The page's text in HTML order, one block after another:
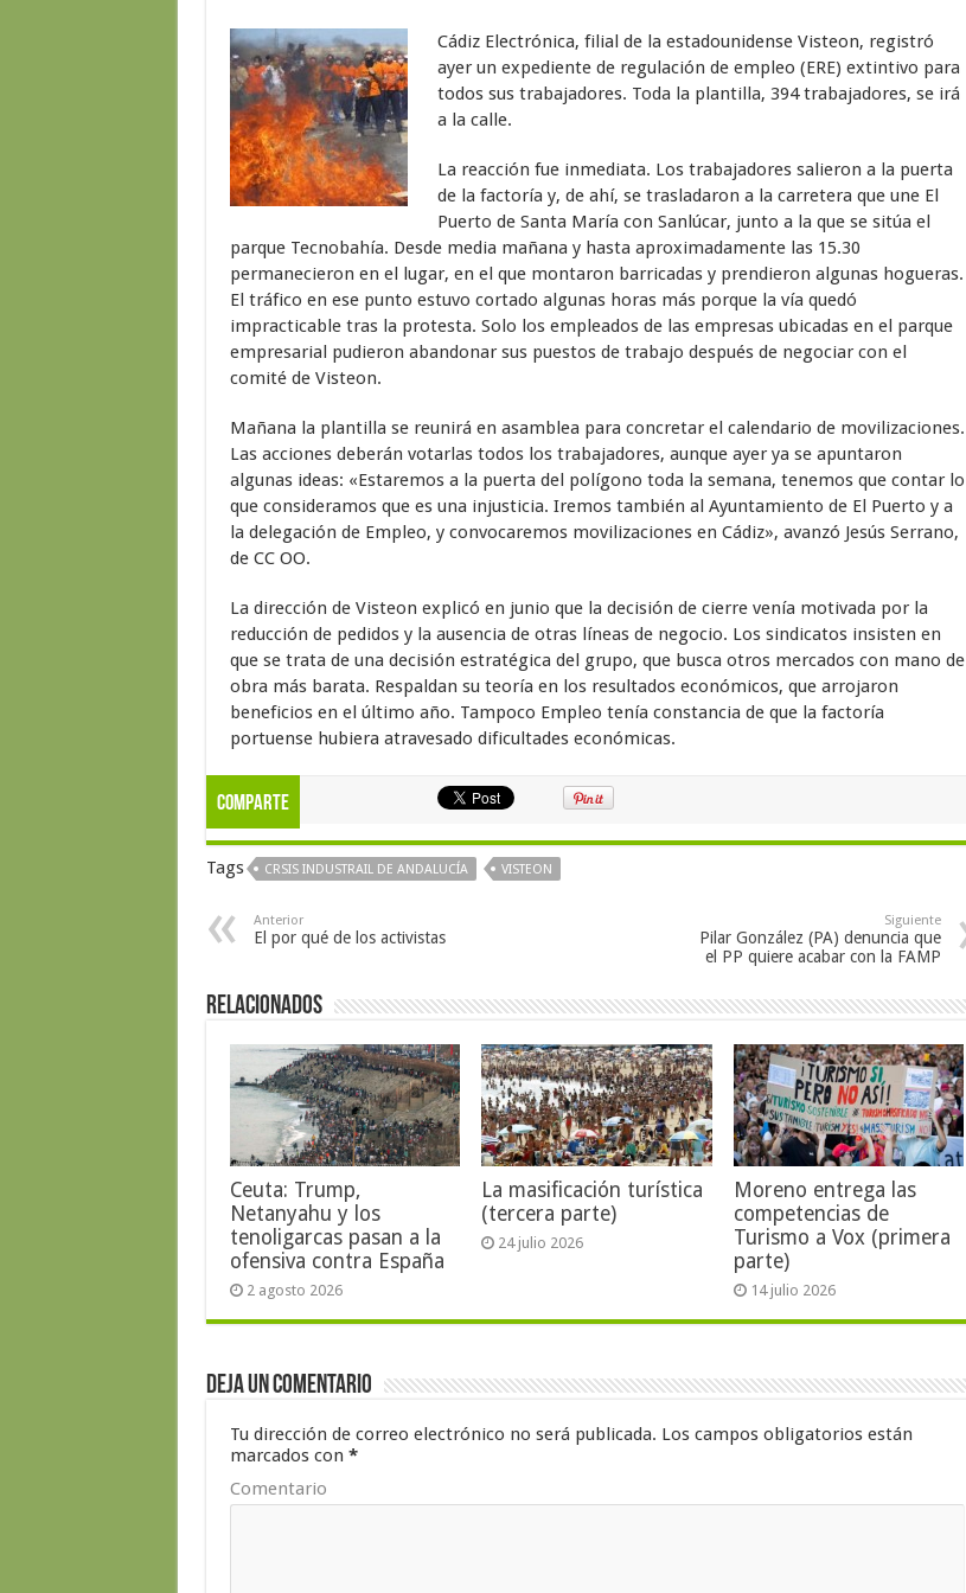
Cádiz Electrónica, filial de la estadounidense Visteon, registró
ayer un expediente de regulación de empleo (ERE) extintivo para
todos sus trabajadores. Toda la plantilla, 394 trabajadores, se irá
a la calle.
La reacción fue inmediata. Los trabajadores salieron a la puerta
de la factoría y, de ahí, se trasladaron a la carretera que une El
Puerto de Santa María con Sanlúcar, junto a la que se sitúa el
parque Tecnobahía. Desde media mañana y hasta aproximadamente las 15.30
permanecieron en el lugar, en el que montaron barricadas y prendieron algunas hogueras.
El tráfico en ese punto estuvo cortado algunas horas más porque la vía quedó
impracticable tras la protesta. Solo los empleados de las empresas ubicadas en el parque
empresarial pudieron abandonar sus puestos de trabajo después de negociar con el
comité de Visteon.
Mañana la plantilla se reunirá en asamblea para concretar el calendario de movilizaciones.
Las acciones deberán votarlas todos los trabajadores, aunque ayer ya se apuntaron
algunas ideas: «Estaremos a la puerta del polígono toda la semana, tenemos que contar lo
que consideramos que es una injusticia. Iremos también al Ayuntamiento de El Puerto y a
la delegación de Empleo, y convocaremos movilizaciones en Cádiz», avanzó Jesús Serrano,
de CC OO.
La dirección de Visteon explicó en junio que la decisión de cierre venía motivada por la
reducción de pedidos y la ausencia de otras líneas de negocio. Los sindicatos insisten en
que se trata de una decisión estratégica del grupo, que busca otros mercados con mano de
obra más barata. Respaldan su teoría en los resultados económicos, que arrojaron
beneficios en el último año. Tampoco Empleo tenía constancia de que la factoría
portuense hubiera atravesado dificultades económicas.
Comparte
Tags CRSIS INDUSTRAIL DE ANDALUCÍA VISTEON
Anterior
El por qué de los activistas
Siguiente
Pilar González (PA) denuncia que
el PP quiere acabar con la FAMP
Relacionados
Ceuta: Trump,
Netanyahu y los
tenoligarcas pasan a la
ofensiva contra España
2 agosto 2026
La masificación turística
(tercera parte)
24 julio 2026
Moreno entrega las
competencias de
Turismo a Vox (primera
parte)
14 julio 2026
Deja un comentario
Tu dirección de correo electrónico no será publicada. Los campos obligatorios están
marcados con *
Comentario